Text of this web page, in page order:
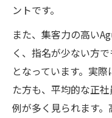
ントです。
また、集客力の高い
く、指名が少ない方
となっています。実
た方も、平均的な正
例が多く見られます